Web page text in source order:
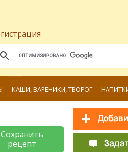
КАШИ, ВАРЕНИКИ, ТВОРОГ
Сохранить
рецепт